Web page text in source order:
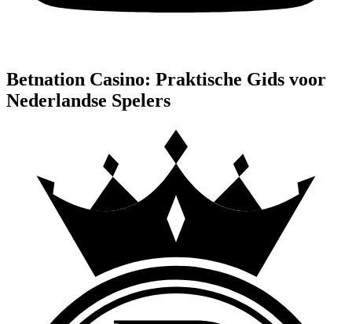
Betnation Casino: Praktische Gids voor
Nederlandse Spelers